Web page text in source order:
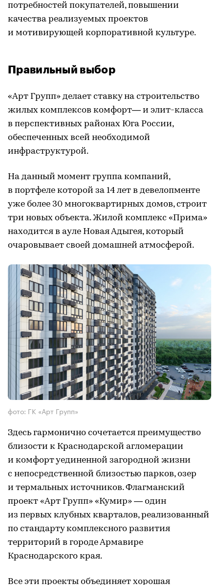
потребностей покупателей, повышении
качества реализуемых проектов
и мотивирующей корпоративной культуре.
Правильный выбор
«Арт Групп» делает ставку на строительство
жилых комплексов комфорт— и элит-класса
в перспективных районах Юга России,
обеспеченных всей необходимой
инфраструктурой.
На данный момент группа компаний,
в портфеле которой за 14 лет в девелопменте
уже более 30 многоквартирных домов, строит
три новых объекта. Жилой комплекс «Прима»
находится в ауле Новая Адыгея, который
очаровывает своей домашней атмосферой.
фото: ГК «Арт Групп»
Здесь гармонично сочетается преимущество
близости к Краснодарской агломерации
и комфорт уединенной загородной жизни
с непосредственной близостью парков, озер
и термальных источников. Флагманский
проект «Арт Групп» «Кумир» — один
из первых клубных кварталов, реализованный
по стандарту комплексного развития
территорий в городе Армавире
Краснодарского края.
Все эти проекты объединяет хорошая